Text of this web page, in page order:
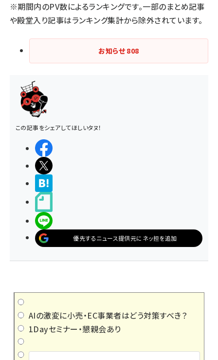
※期間内のPV数によるランキングです。一部のまとめ記事
や殿堂入り記事はランキング集計から除外されています。
お知らせ808
この記事をシェアしてほしいタヌ！
優先するニュース提供元にネッ担を追加
AIの激変に小売・EC事業者はどう対策すべき？
1Dayセミナー・懇親会あり